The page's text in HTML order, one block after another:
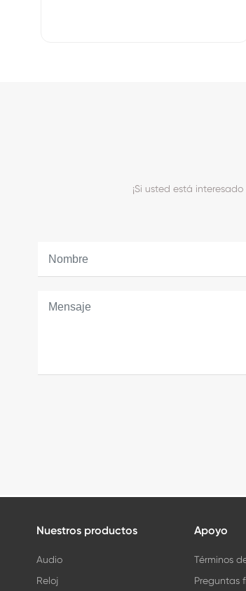
¡Si usted está
Nuestros productos
Audio
Reloj
Apoyo
Términos
Preguntas